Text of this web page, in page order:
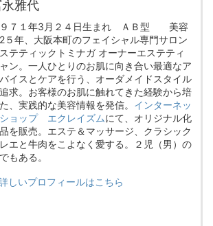
雅代
９７１年3月２４日生まれ ＡＢ型 美容
５年、大阪本町のフェイシャル専門サロン
テティックトミナガ オーナーエステティ
ン。一人ひとりのお肌に向き合い最適なア
バイスとケアを行う、オーダメイドスタイル
求。お客様のお肌に触れてきた経験から培
、実践的な美容情報を発信。 インターネッ
ショップ エクレイズムにて、オリジナル化
を販売。エステ＆マッサージ、クラシック
エと牛肉をこよなく愛する。２児（男）の
もある。
しいプロフィールはこちら